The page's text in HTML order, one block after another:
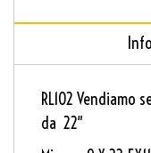
RL102 Vendiamo
da 22″